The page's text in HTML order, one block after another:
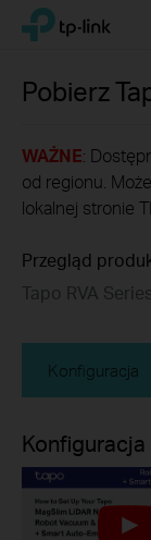
Click
navigation
TP-Link, Reliably
Pobierz
WAŻNE:
od regionu.
lokalnej stronie
Przegląd
Tapo RVA
Konfiguracja
Konfiguracja